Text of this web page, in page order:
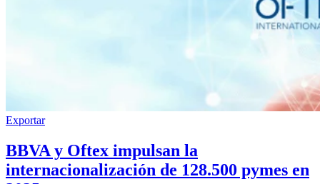
Exportar
BBVA y Oftex impulsan la
internacionalización de 128.500 pymes en